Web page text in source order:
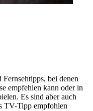
bei denen
empfehlen kann oder in
Es sind aber auch
TV-Tipp empfohlen